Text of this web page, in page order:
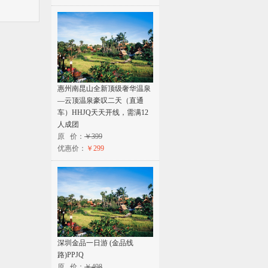
惠州南昆山全新顶级奢华温泉
—云顶温泉豪叹二天（直通
车）HHJQ天天开线，需满12
人成团
原 价： ￥399
优惠价： ￥299
深圳金品一日游 (金品线
路)PPJQ